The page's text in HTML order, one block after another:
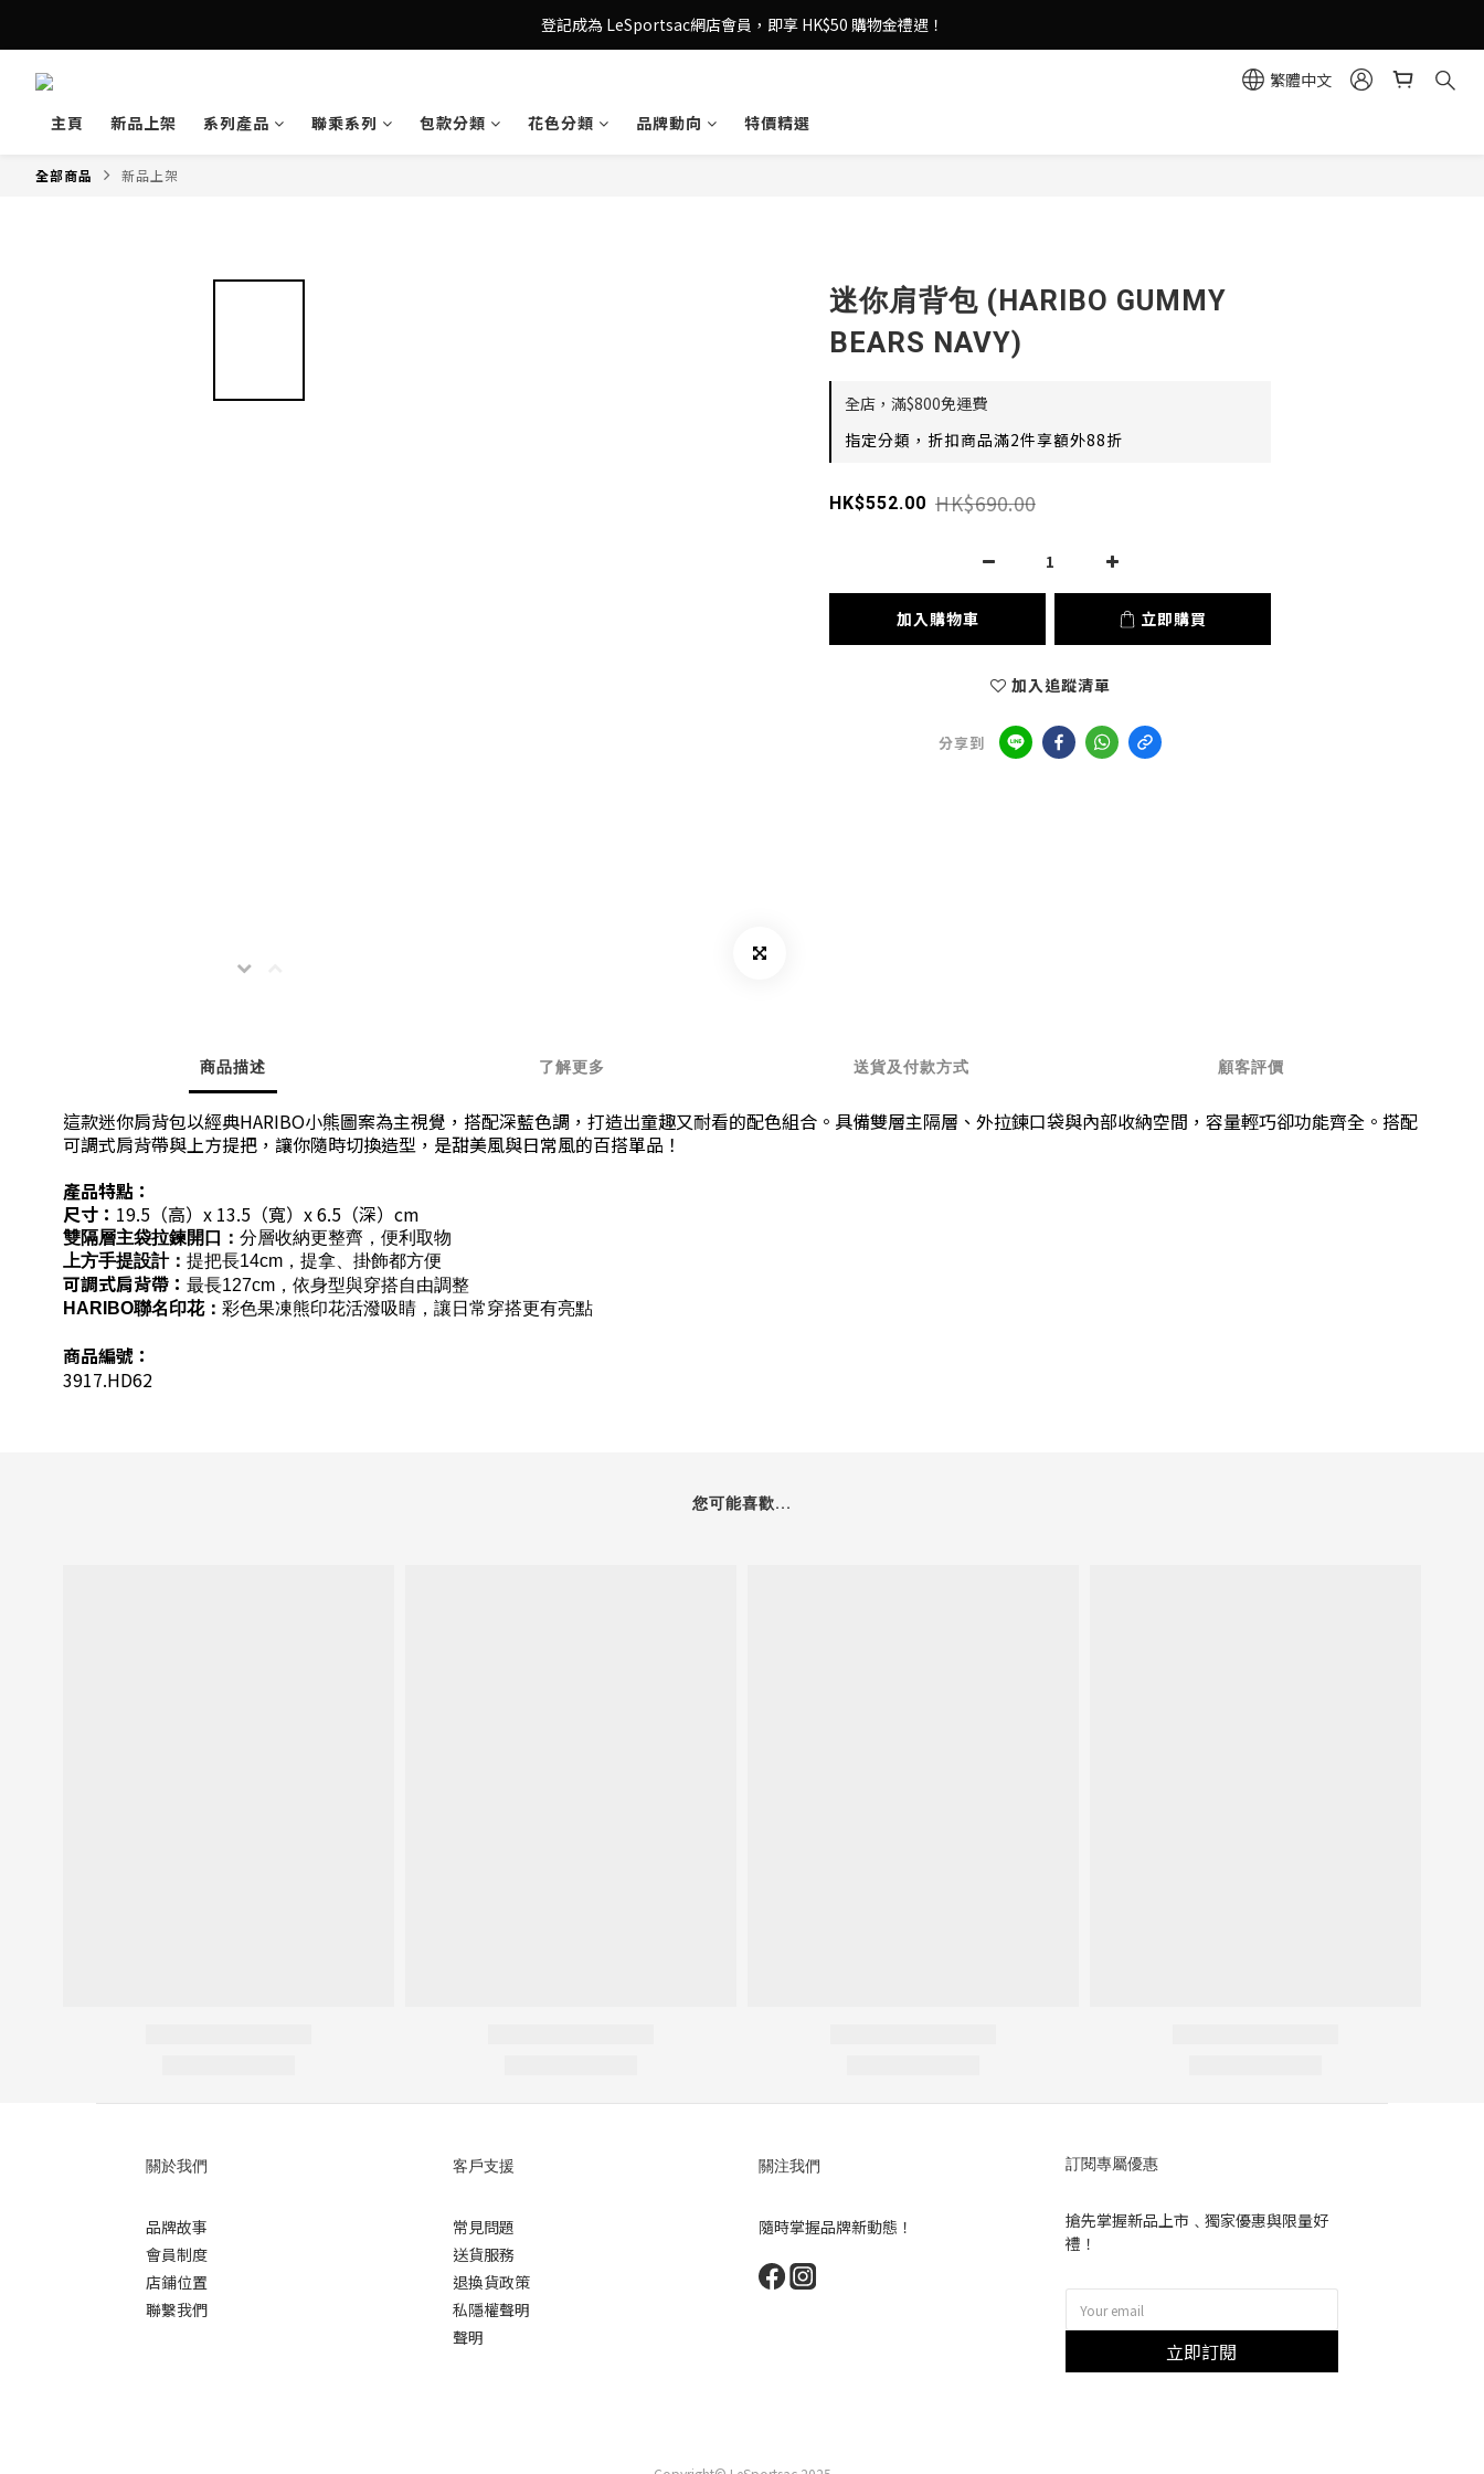
登記成為 LeSportsac網店會員，即享 HK$50 購物金禮遇！
登記成為 LeSportsac網店會員，即享 HK$50 購物金禮遇！
登記成為 LeSportsac網店會員，即享 HK$50 購物金禮遇！
繁體中文
主頁
新品上架 系列產品 聯乘系列 包款分類 花色分類 品牌動向 特價精選
全部商品 新品上架
迷你肩背包 (HARIBO GUMMY
BEARS NAVY)
全店，滿$800免運費
指定分類，折扣商品滿2件享額外88折
HK$552.00 HK$690.00
加入購物車 立即購買
加入追蹤清單
分享到
商品描述 了解更多 送貨及付款方式 顧客評價
這款迷你肩背包以經典HARIBO小熊圖案為主視覺，搭配深藍色調，打造出童趣又耐看的配色組合。具備雙層主隔層、外拉鍊口袋與內部收納空間，容量輕巧卻功能齊全。搭配
可調式肩背帶與上方提把，讓你隨時切換造型，是甜美風與日常風的百搭單品！
產品特點：
尺寸： 19.5（高）x 13.5（寬）x 6.5（深）cm
雙隔層主袋拉鍊開口： 分層收納更整齊，便利取物
上方手提設計： 提把長14cm，提拿、掛飾都方便
可調式肩背帶： 最長127cm，依身型與穿搭自由調整
HARIBO聯名印花： 彩色果凍熊印花活潑吸睛，讓日常穿搭更有亮點
商品編號：
3917.HD62
您可能喜歡...
關於我們
品牌故事
會員制度
店鋪位置
聯繫我們
客戶支援
常見問題
送貨服務
退換貨政策
私隱權聲明
聲明
關注我們
隨時掌握品牌新動態！
訂閱專屬優惠
搶先掌握新品上市﹑獨家優惠與限量好
禮！
立即訂閱